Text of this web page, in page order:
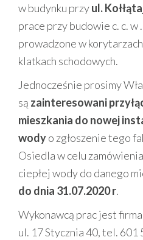
w budynku przyul.
prace przy budowie c. c. w
prowadzone w
klatkach schodowych.
Jednocześnie prosimy
są zainteresowani
mieszkania do nowej
wodyo zgłoszenie tego
Osiedla w celu
ciepłej wody do danego
do dnia 31.07.2020 r.
Wykonawcą prac jest firma
ul. 17 Stycznia 40, tel. 601